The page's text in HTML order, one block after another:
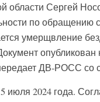
области Сергей
по
умерщвление
ДВ-РОСС со
июля 2024 года.